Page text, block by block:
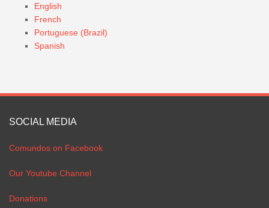
English
French
Portuguese (Brazil)
Spanish
SOCIAL MEDIA
Comundos on Facebook
Our Youtube Channel
Donations